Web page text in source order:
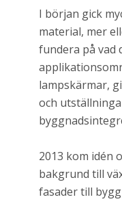
I början gick
material, mer
fundera på vad
lampskärmar,
och
2013 kom idén
bakgrund till
fasader till